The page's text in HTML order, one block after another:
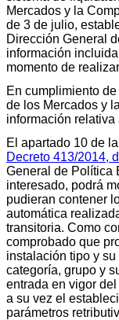
Mercados y la
de 3 de julio,
Dirección General
información
momento de
En cumplimiento
de los Mercados y
información
El apartado 10 de la
Decreto 413/2014,
General de Política
interesado, podrá
pudieran contener
automática
transitoria. Como
comprobado que
instalación tipo y
categoría, grupo y
entrada en vigor del
a su vez el
parámetros